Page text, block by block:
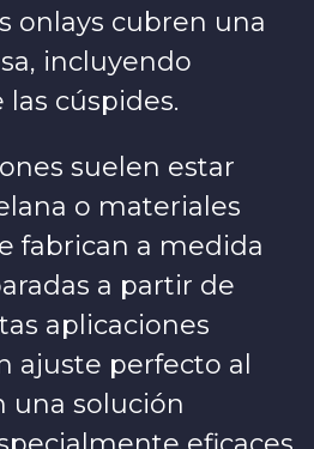
onlays cubren una
incluyendo
cúspides.
suelen estar
o materiales
fabrican a medida
a partir de
aplicaciones
ajuste perfecto al
una solución